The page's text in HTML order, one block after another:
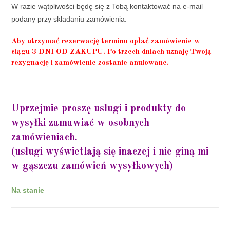
W razie wątpliwości będę się z Tobą kontaktować na e-mail
podany przy składaniu zamówienia.
Aby utrzymać rezerwację terminu opłać zamówienie w
ciągu 3 DNI OD ZAKUPU. Po trzech dniach uznaję Twoją
rezygnację i zamówienie zostanie anulowane.
Uprzejmie proszę usługi i produkty do
wysyłki zamawiać w osobnych
zamówieniach.
(usługi wyświetlają się inaczej i nie giną mi
w gąszczu zamówień wysyłkowych)
Na stanie